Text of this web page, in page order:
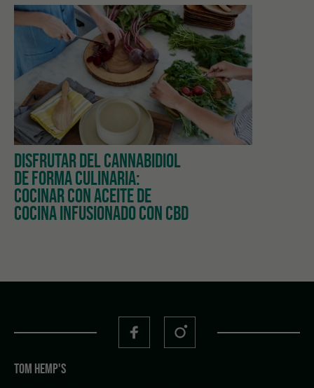
DISFRUTAR DEL CANNABIDIOL
DE FORMA CULINARIA:
COCINAR CON ACEITE DE
COCINA INFUSIONADO CON CBD
TOM HEMP'S